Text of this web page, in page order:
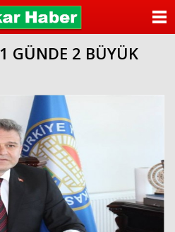
GÜNDE 2 BÜYÜK
ANASAYFA
KATEGORİLER
FOTO GALERİ
VİDEO GALERİ
KÜNYE